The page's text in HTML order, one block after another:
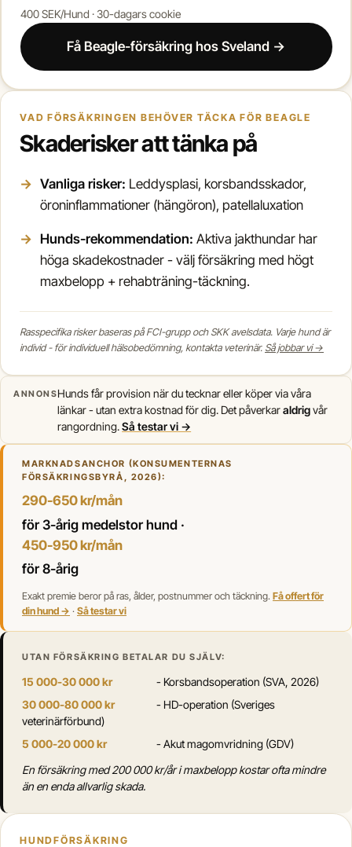
400 SEK/Hund · 30-dagars cookie
Få Beagle-försäkring hos Sveland →
VAD FÖRSÄKRINGEN BEHÖVER TÄCKA FÖR BEAGLE
Skaderisker att tänka på
Vanliga risker: Leddysplasi, korsbandsskador,
öroninflammationer (hängöron), patellaluxation
Hunds-rekommendation: Aktiva jakthundar har
höga skadekostnader - välj försäkring med högt
maxbelopp + rehabträning-täckning.
Rasspecifika risker baseras på FCI-grupp och SKK avelsdata. Varje hund är
individ - för individuell hälsobedömning, kontakta veterinär. Så jobbar vi →
ANNONSHunds får provision när du tecknar eller köper via våra
länkar - utan extra kostnad för dig. Det påverkaraldrigvår
rangordning.Så testar vi →
MARKNADSANCHOR (KONSUMENTERNAS
FÖRSÄKRINGSBYRÅ, 2026):
290-650 kr/mån
för 3-årig medelstor hund ·
450-950 kr/mån
för 8-årig
Exakt premie beror på ras, ålder, postnummer och täckning. Få offert för
din hund → · Så testar vi
UTAN FÖRSÄKRING BETALAR DU SJÄLV:
15 000-30 000 kr
- Korsbandsoperation (SVA, 2026)
30 000-80 000 kr
- HD-operation (Sveriges
veterinärförbund)
5 000-20 000 kr
- Akut magomvridning (GDV)
En försäkring med 200 000 kr/år i maxbelopp kostar ofta mindre
än en enda allvarlig skada.
HUNDFÖRSÄKRING